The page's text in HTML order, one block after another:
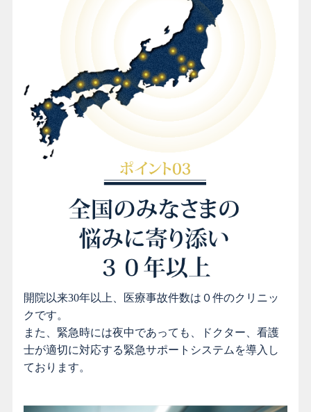
開院以来30年以上、医療事故件数は０件のクリニッ
クです。
また、緊急時には夜中であっても、ドクター、看護
士が適切に対応する緊急サポートシステムを導入し
ております。